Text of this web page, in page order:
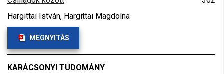
Hargittai István, Hargittai Magdolna
MEGNYITÁS
KARÁCSONYI TUDOMÁNY